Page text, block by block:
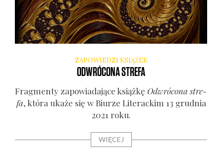
ZAPOWIEDZI KSIĄŻEK
ODWRÓCONA STREFA
Frag­men­ty zapo­wia­da­ją­ce książ­kę Odwró­co­na stre­
fa, któ­ra uka­że się w Biu­rze Lite­rac­kim 13 grud­nia
2021 roku.
WIĘCEJ